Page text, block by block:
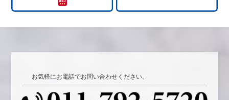
お気軽にお電話でお問い合わせください。